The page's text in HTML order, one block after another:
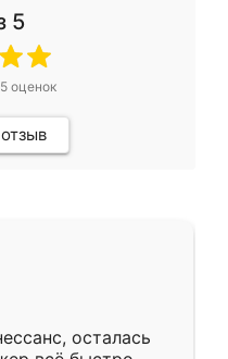
5
оценок
осталась